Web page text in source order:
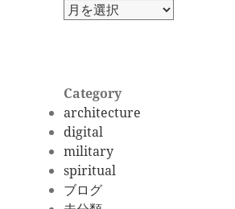
Category
architecture
digital
military
spiritual
ブログ